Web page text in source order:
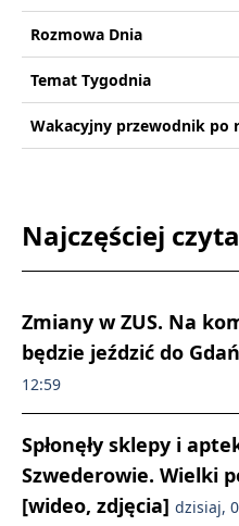
Rozmowa Dnia
Temat Tygodnia
Wakacyjny przewodnik po
Najczęściej
Zmiany w ZUS. Na
będzie jeździć do
12:59
Spłonęły sklepy i
Szwederowie. Wielki
[wideo, zdjęcia] dzisiaj,